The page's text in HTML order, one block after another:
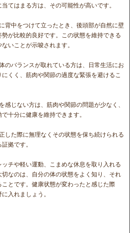
てはまる方は、その可能性が高いです。
背中をつけて立ったとき、後頭部が自然に壁
が比較的良好です。この状態を維持できる
いことが示唆されます。
のバランスが取れている方は、日常生活にお
くく、筋肉や関節の過度な緊張を避けるこ
じない方は、筋肉や関節の問題が少なく、
十分に健康を維持できます。
した際に無理なくその状態を保ち続けられる
拠です。
チや軽い運動、こまめな休息を取り入れる
なのは、自分の体の状態をよく知り、それ
とです。健康状態が変わったと感じた際
入れましょう。